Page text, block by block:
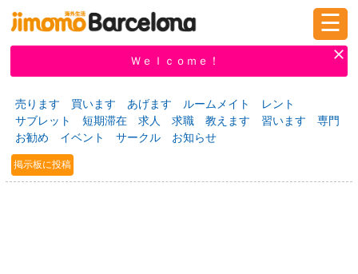
新規登録
掲示板 タウン情報 教えて！
ニュース イベント 求人
☰
Ｗｅｌｃｏｍｅ！
売ります 買います あげます ルームメイト
レント
サブレット
短期滞在 求人 求職 教えます 習います
専門
お勧め
イベント サークル お知らせ
掲示板に投稿